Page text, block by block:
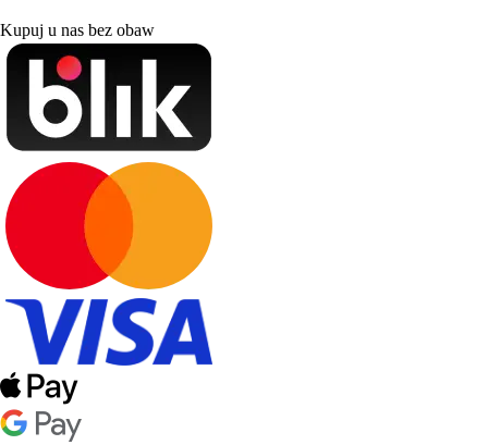
Kupuj u nas bez obaw